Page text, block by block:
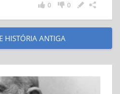
0
0
HISTÓRIA ANTIGA